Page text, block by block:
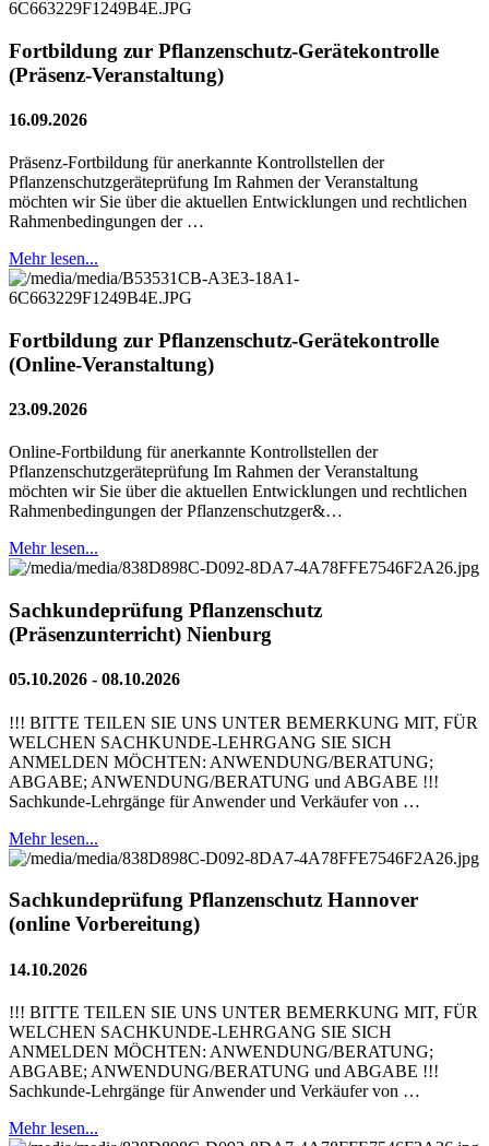
Fortbildung zur Pflanzenschutz-Gerätekontrolle
(Präsenz-Veranstaltung)
16.09.2026
Präsenz-Fortbildung für anerkannte Kontrollstellen der
Pflanzenschutzgeräteprüfung Im Rahmen der Veranstaltung
möchten wir Sie über die aktuellen Entwicklungen und rechtlichen
Rahmenbedingungen der …
Mehr lesen...
Fortbildung zur Pflanzenschutz-Gerätekontrolle
(Online-Veranstaltung)
23.09.2026
Online-Fortbildung für anerkannte Kontrollstellen der
Pflanzenschutzgeräteprüfung Im Rahmen der Veranstaltung
möchten wir Sie über die aktuellen Entwicklungen und rechtlichen
Rahmenbedingungen der Pflanzenschutzger&…
Mehr lesen...
Sachkundeprüfung Pflanzenschutz
(Präsenzunterricht) Nienburg
05.10.2026 - 08.10.2026
!!! BITTE TEILEN SIE UNS UNTER BEMERKUNG MIT, FÜR
WELCHEN SACHKUNDE-LEHRGANG SIE SICH
ANMELDEN MÖCHTEN: ANWENDUNG/BERATUNG;
ABGABE; ANWENDUNG/BERATUNG und ABGABE !!!
Sachkunde-Lehrgänge für Anwender und Verkäufer von …
Mehr lesen...
Sachkundeprüfung Pflanzenschutz Hannover
(online Vorbereitung)
14.10.2026
!!! BITTE TEILEN SIE UNS UNTER BEMERKUNG MIT, FÜR
WELCHEN SACHKUNDE-LEHRGANG SIE SICH
ANMELDEN MÖCHTEN: ANWENDUNG/BERATUNG;
ABGABE; ANWENDUNG/BERATUNG und ABGABE !!!
Sachkunde-Lehrgänge für Anwender und Verkäufer von …
Mehr lesen...